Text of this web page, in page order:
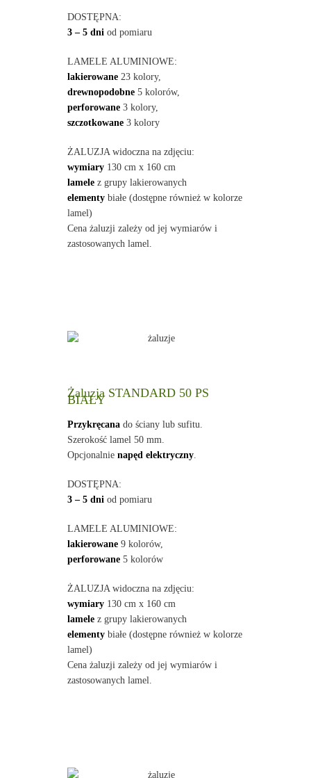
DOSTĘPNA:
3 – 5 dni od pomiaru
LAMELE ALUMINIOWE:
lakierowane23 kolory,
drewnopodobne5 kolorów,
perforowane3 kolory,
szczotkowane3 kolory
ŻALUZJA widoczna na zdjęciu:
wymiary130 cm x 160 cm
lamelez grupy lakierowanych
elementybiałe (dostępne również w kolorze
lamel)
Cena żaluzji zależy od jej wymiarów i
zastosowanych lamel.
Żaluzja STANDARD 50 PS
BIAŁY
Przykręcanado ściany lub sufitu.
Szerokość lamel 50 mm.
Opcjonalnie napęd elektryczny.
DOSTĘPNA:
3 – 5 dni od pomiaru
LAMELE ALUMINIOWE:
lakierowane9 kolorów,
perforowane5 kolorów
ŻALUZJA widoczna na zdjęciu:
wymiary130 cm x 160 cm
lamelez grupy lakierowanych
elementybiałe (dostępne również w kolorze
lamel)
Cena żaluzji zależy od jej wymiarów i
zastosowanych lamel.